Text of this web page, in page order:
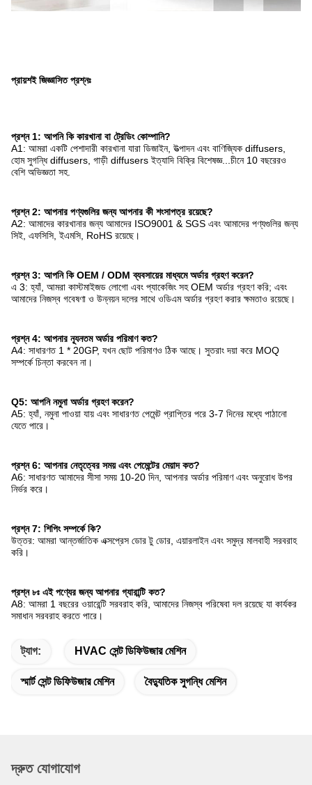
প্রায়শই জিজ্ঞাসিত প্রশ্নঃ
প্রশ্ন 1: আপনি কি কারখানা বা ট্রেডিং কোম্পানি?
A1: আমরা একটি পেশাদারী কারখানা যারা ডিজাইন, উত্পাদন এবং বাণিজ্যিক diffusers,
হোম সুগন্ধি diffusers, গাড়ী diffusers ইত্যাদি বিক্রি বিশেষজ্ঞ...চীনে 10 বছরেরও
বেশি অভিজ্ঞতা সহ.
প্রশ্ন 2: আপনার পণ্যগুলির জন্য আপনার কী শংসাপত্র রয়েছে?
A2: আমাদের কারখানার জন্য আমাদের ISO9001 & SGS এবং আমাদের পণ্যগুলির জন্য
সিই, এফসিসি, ইএমসি, RoHS রয়েছে।
প্রশ্ন 3: আপনি কি OEM / ODM ব্যবসায়ের মাধ্যমে অর্ডার গ্রহণ করেন?
এ 3: হ্যাঁ, আমরা কাস্টমাইজড লোগো এবং প্যাকেজিং সহ OEM অর্ডার গ্রহণ করি; এবং
আমাদের নিজস্ব গবেষণা ও উন্নয়ন দলের সাথে ওডিএম অর্ডার গ্রহণ করার ক্ষমতাও রয়েছে।
প্রশ্ন 4: আপনার ন্যূনতম অর্ডার পরিমাণ কত?
A4: সাধারণত 1 * 20GP, যখন ছোট পরিমাণও ঠিক আছে। সুতরাং দয়া করে MOQ
সম্পর্কে চিন্তা করবেন না।
Q5: আপনি নমুনা অর্ডার গ্রহণ করেন?
A5: হ্যাঁ, নমুনা পাওয়া যায় এবং সাধারণত পেমেন্ট প্রাপ্তির পরে 3-7 দিনের মধ্যে পাঠানো
যেতে পারে।
প্রশ্ন 6: আপনার নেতৃত্বের সময় এবং পেমেন্টের মেয়াদ কত?
A6: সাধারণত আমাদের সীসা সময় 10-20 দিন, আপনার অর্ডার পরিমাণ এবং অনুরোধ উপর
নির্ভর করে।
প্রশ্ন 7: শিপিং সম্পর্কে কি?
উত্তর: আমরা আন্তর্জাতিক এক্সপ্রেস ডোর টু ডোর, এয়ারলাইন এবং সমুদ্র মালবাহী সরবরাহ
করি।
প্রশ্ন ৮ঃ এই পণ্যের জন্য আপনার গ্যারান্টি কত?
A8: আমরা 1 বছরের ওয়ারেন্টি সরবরাহ করি, আমাদের নিজস্ব পরিষেবা দল রয়েছে যা কার্যকর
সমাধান সরবরাহ করতে পারে।
ট্যাগ: HVAC সেন্ট ডিফিউজার মেশিন
স্মার্ট সেন্ট ডিফিউজার মেশিন বৈদ্যুতিক সুগন্ধি মেশিন
দ্রুত যোগাযোগ